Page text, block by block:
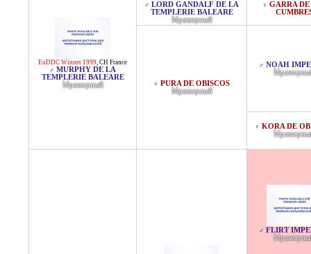
EuDDC Winner 1999, CH France
♂ MURPHY DE LA
TEMPLERIE BALEARE
Мраморный
♂ LORD GANDALF DE LA
TEMPLERIE BALEARE
Мраморный
♀ GARRA DE
♀ PURA DE OBISCOS
Мраморный
♂ NOAH
♀ KORA DE
♂ FLIRT